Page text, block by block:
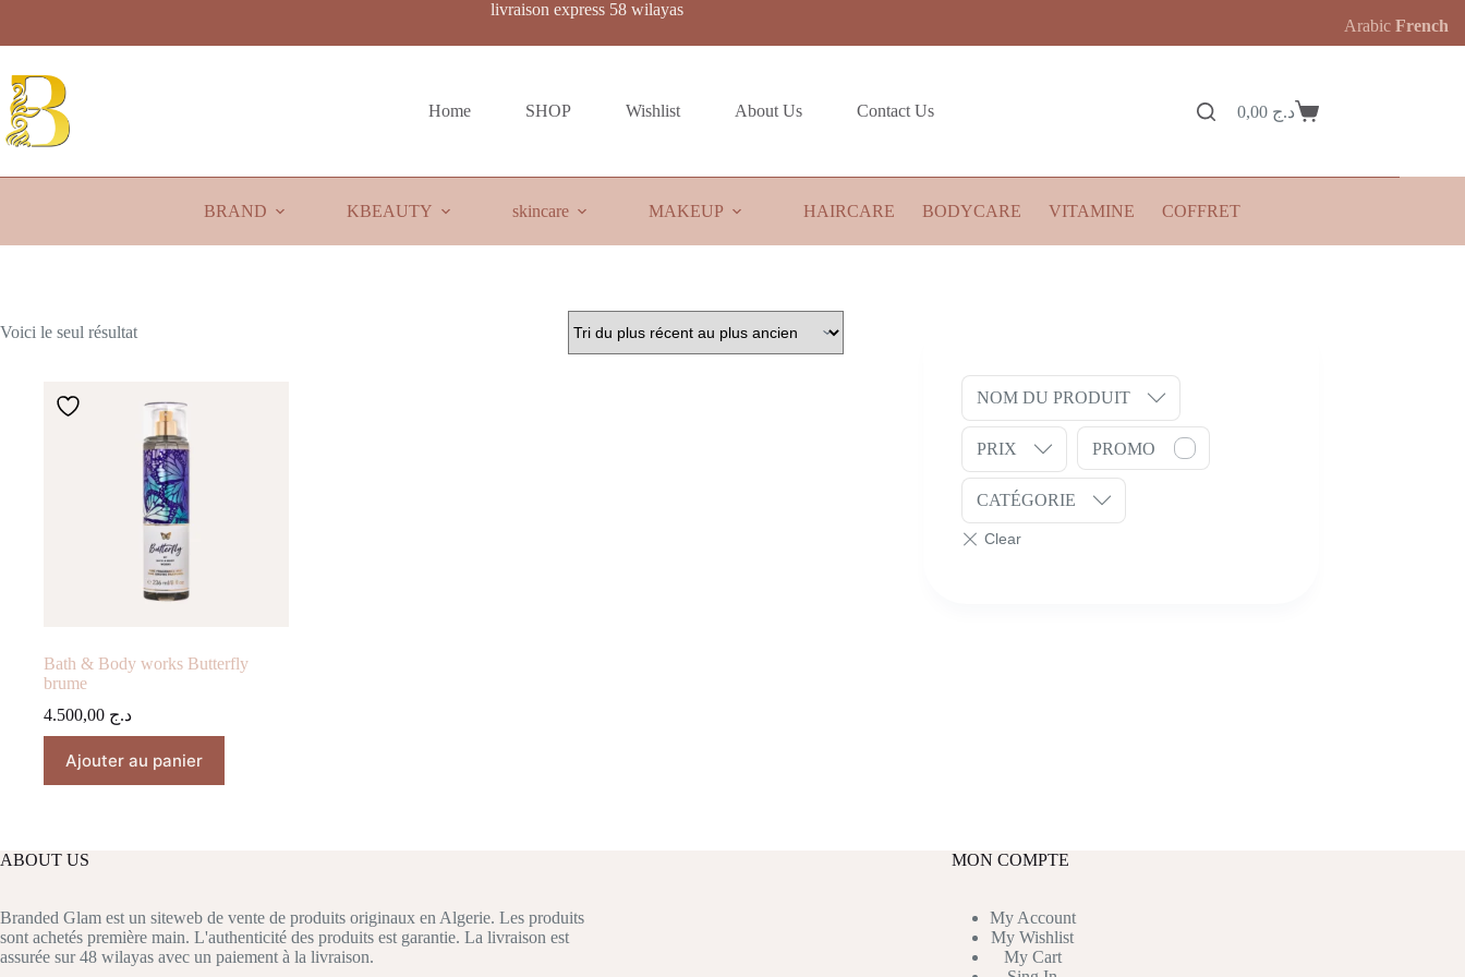
contenu
livraison express 58 wilayas
Home SHOP Wishlist About Us Contact Us
Panierد.ج 0,00
BRAND KBEAUTY skincare MAKEUP HAIRCARE BODYCARE VITAMINE COFFRET
Voici le seul résultat
Bath & Body works Butterfly
brume
د.ج
Ajouter au panier
NOM DU PRODUIT
PRIX PROMO
CATÉGORIE
ABOUT US
Branded Glam est un siteweb de vente de produits originaux en Algerie. Les produits
sont achetés première main. L'authenticité des produits est garantie. La livraison est
assurée sur 48 wilayas avec un paiement à la livraison.
MON COMPTE
My Account
My Wishlist
My Cart
Arabic French